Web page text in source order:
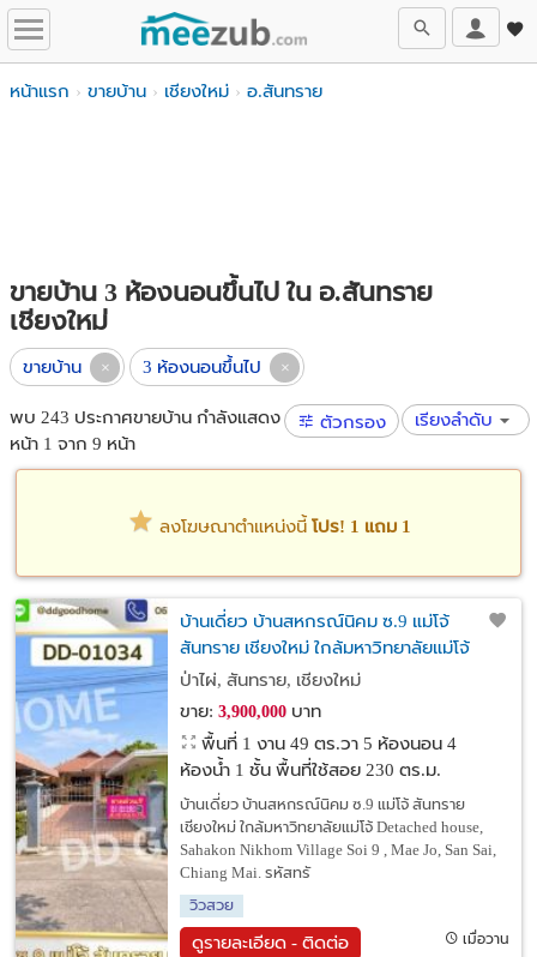
หน้าแรก ขายบ้าน เชียงใหม่ อ.สันทราย
ขายบ้าน 3 ห้องนอนขึ้นไป ใน อ.สันทราย
เชียงใหม่
ขายบ้าน 3 ห้องนอนขึ้นไป
พบ 243 ประกาศขายบ้าน กำลังแสดง
หน้า 1 จาก 9 หน้า
ตัวกรอง เรียงลำดับ
ลงโฆษณาตำแหน่งนี้ โปร! 1 แถม 1
บ้านเดี่ยว บ้านสหกรณ์นิคม ซ.9 แม่โจ้
สันทราย เชียงใหม่ ใกล้มหาวิทยาลัยแม่โจ้
ป่าไผ่, สันทราย, เชียงใหม่
ขาย: 3,900,000บาท
พื้นที่ 1 งาน 49 ตร.วา 5 ห้องนอน 4
ห้องน้ำ 1 ชั้น พื้นที่ใช้สอย 230 ตร.ม.
บ้านเดี่ยว บ้านสหกรณ์นิคม ซ.9 แม่โจ้ สันทราย
เชียงใหม่ ใกล้มหาวิทยาลัยแม่โจ้ Detached house,
Sahakon Nikhom Village Soi 9 , Mae Jo, San Sai,
Chiang Mai. รหัสทรั
วิวสวย
ดูรายละเอียด - ติดต่อ เมื่อวาน